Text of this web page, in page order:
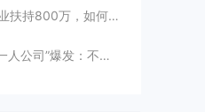
800万，如何搭上这趟快
司”爆发：不被雇佣，便